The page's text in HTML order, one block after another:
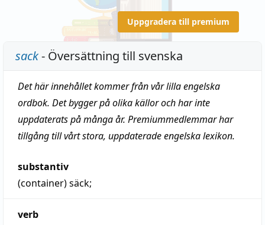
Uppgradera till premium
sack- Översättning till svenska
Det här innehållet kommer från vår lilla engelska
ordbok. Det bygger på olika källor och har inte
uppdaterats på många år. Premiummedlemmar har
tillgång till vårt stora, uppdaterade engelska lexikon.
substantiv
(container)säck;
verb